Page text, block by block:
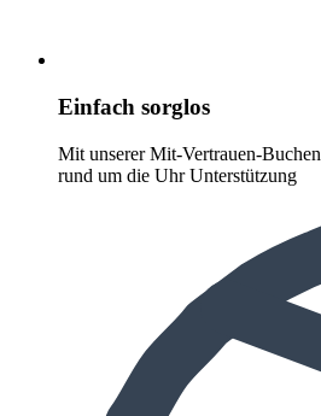
Einfach sorglos
Mit unserer Mit-Vertrauen-
rund um die Uhr Unterstützung